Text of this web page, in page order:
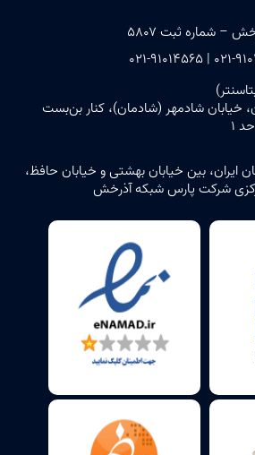
شماره ثبت ۵۸۰۷
خیابان شادمهر (شادمان)، کنار بن‌بست
ایران، بین خیابان بهشتی و خیابان حافظ،